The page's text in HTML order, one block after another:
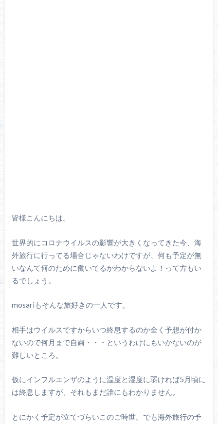
皆様こんにちは。
世界的にコロナウイルスの影響が大きくなってきた今、海
外旅行に行ってる場合じゃないわけですが、何も予定が無
いなんて何のために働いてるかわからないよ！って方もい
るでしょう。
mosariもそんな旅好きの一人です。
相手はウイルスですからいつ終息するのか全く予想が付か
ないので何月まで自粛・・・というわけにもいかないのが
難しいところ。
仮にインフルエンザのように温度と湿度に弱ければ5月頃に
は終息しますが、それもまだ誰にもわかりません。
とにかく予定が立てづらいこのご時世。でも海外旅行の予